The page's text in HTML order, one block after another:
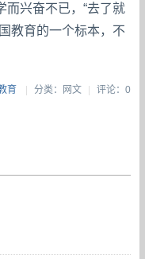
而兴奋不已，“去了就
教育的一个标本，不
育 | 分类：网文| 评论：0